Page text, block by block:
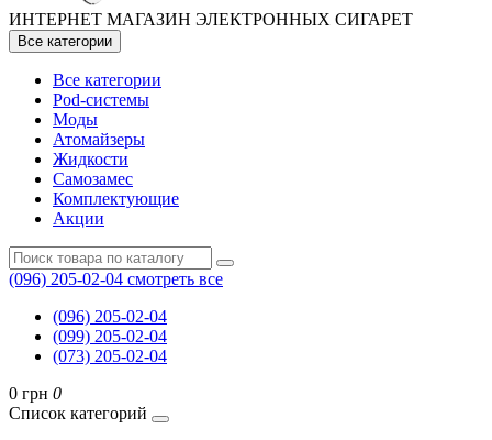
ИНТЕРНЕТ МАГАЗИН ЭЛЕКТРОННЫХ СИГАРЕТ
Все категории
Все категории
Pod-системы
Моды
Атомайзеры
Жидкости
Самозамес
Комплектующие
Акции
(096) 205-02-04 смотреть все
(096) 205-02-04
(099) 205-02-04
(073) 205-02-04
0 грн 0
Список категорий